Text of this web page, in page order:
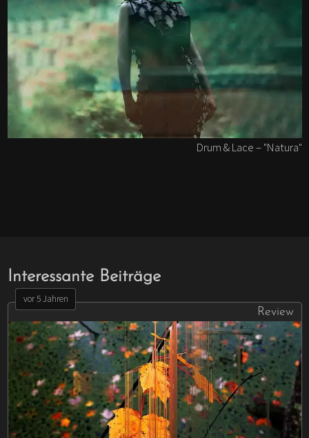
Drum & Lace – "Natura"
Interessante Beiträge
vor 5 Jahren
Review